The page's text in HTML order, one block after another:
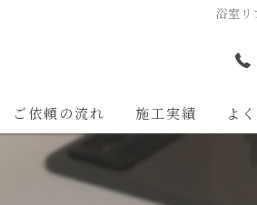
浴室リ
ご依頼の流れ 施工実績 よ